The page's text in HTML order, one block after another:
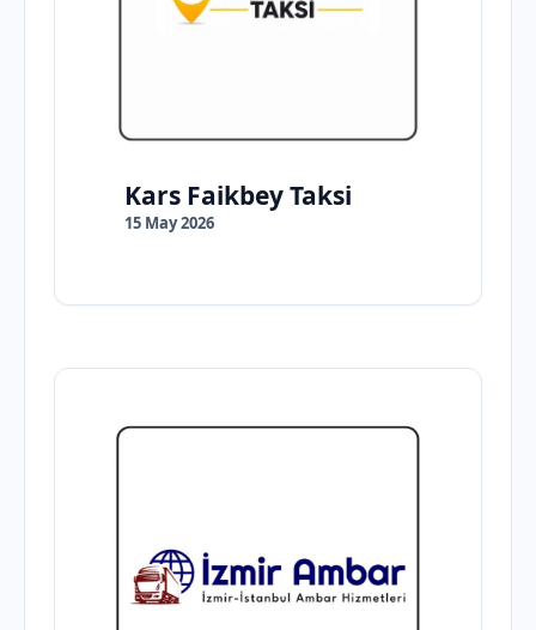
Kars Faikbey Taksi
15 May 2026